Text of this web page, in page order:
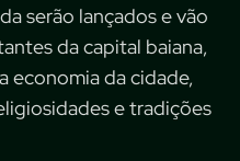
serão lançados e vão
da capital baiana,
economia da cidade,
e tradições